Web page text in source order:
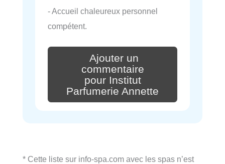
- Accueil chaleureux personnel
compétent.
Ajouter un
commentaire
pour Institut
Parfumerie Annette
* Cette liste sur info-spa.com avec les spas n’est